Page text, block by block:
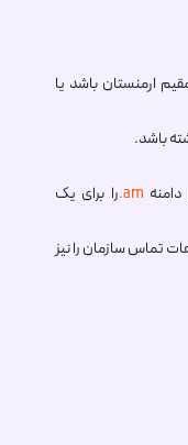
ارمنستان باشد یا
باشد.
دامنه .amرا برای یک
تماس سازمان را نیز